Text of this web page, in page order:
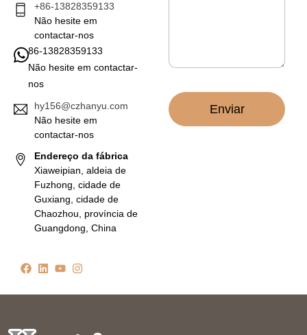
+86-13828359133
Não hesite em
contactar-nos
86-13828359133
Não hesite em contactar-
nos
hy156@czhanyu.com
Não hesite em
contactar-nos
Endereço da fábrica
Xiaweipian, aldeia de
Fuzhong, cidade de
Guxiang, cidade de
Chaozhou, província de
Guangdong, China
c
Enviar